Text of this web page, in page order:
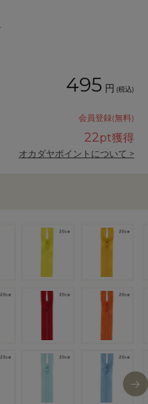
495 円 (税込)
会員登録(無料)
22pt獲得
オカダヤポイントについて >